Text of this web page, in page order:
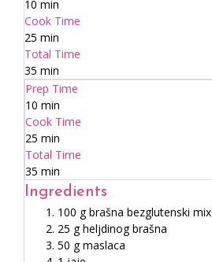
10 min
Cook Time
25 min
Total Time
35 min
Prep Time
10 min
Cook Time
25 min
Total Time
35 min
Ingredients
100 g brašna bezglutenski mix
25 g heljdinog brašna
50 g maslaca